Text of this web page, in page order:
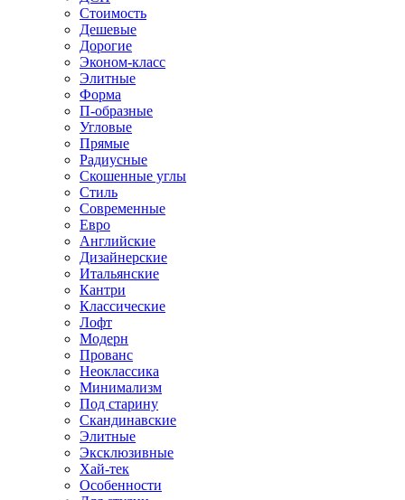
Стоимость
Дешевые
Дорогие
Эконом-класс
Элитные
Форма
П-образные
Угловые
Прямые
Радиусные
Скошенные углы
Стиль
Современные
Евро
Английские
Дизайнерские
Итальянские
Кантри
Классические
Лофт
Модерн
Прованс
Неоклассика
Минимализм
Под старину
Скандинавские
Элитные
Эксклюзивные
Хай-тек
Особенности